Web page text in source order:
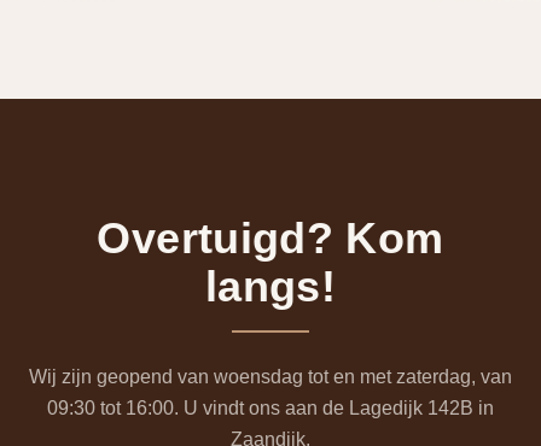
Overtuigd? Kom
langs!
Wij zijn geopend van woensdag tot en met zaterdag, van
09:30 tot 16:00. U vindt ons aan de Lagedijk 142B in
Zaandijk.